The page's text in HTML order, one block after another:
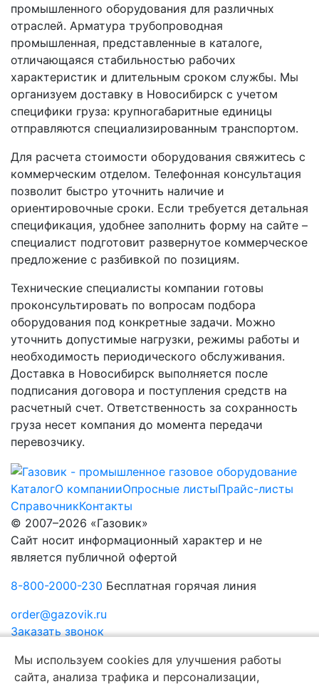
промышленного оборудования для различных
отраслей. Арматура трубопроводная
промышленная, представленные в каталоге,
отличающаяся стабильностью рабочих
характеристик и длительным сроком службы. Мы
организуем доставку в Новосибирск с учетом
специфики груза: крупногабаритные единицы
отправляются специализированным транспортом.
Для расчета стоимости оборудования свяжитесь с
коммерческим отделом. Телефонная консультация
позволит быстро уточнить наличие и
ориентировочные сроки. Если требуется детальная
спецификация, удобнее заполнить форму на сайте –
специалист подготовит развернутое коммерческое
предложение с разбивкой по позициям.
Технические специалисты компании готовы
проконсультировать по вопросам подбора
оборудования под конкретные задачи. Можно
уточнить допустимые нагрузки, режимы работы и
необходимость периодического обслуживания.
Доставка в Новосибирск выполняется после
подписания договора и поступления средств на
расчетный счет. Ответственность за сохранность
груза несет компания до момента передачи
перевозчику.
КаталогО компанииОпросные листыПрайс-листы
СправочникКонтакты
© 2007–2026 «Газовик»
Сайт носит информационный характер и не
является публичной офертой
8-800-2000-230 Бесплатная горячая линия
order@gazovik.ru
Заказать звонок
Мы используем cookies для улучшения работы
сайта, анализа трафика и персонализации,